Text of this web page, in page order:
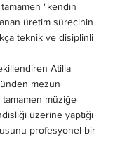
"kendin
üretim sürecinin
teknik ve disiplinli
Atilla
mezun
tamamen müziğe
üzerine yaptığı
profesyonel bir